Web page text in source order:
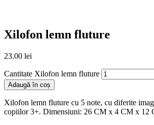
Xilofon lemn fluture
23.00 lei
Cantitate Xilofon lemn fluture
Adaugă în coș
Xilofon lemn fluture cu 5 note, cu diferite
copiilor 3+. Dimensiuni: 26 CM x 4 CM x 12